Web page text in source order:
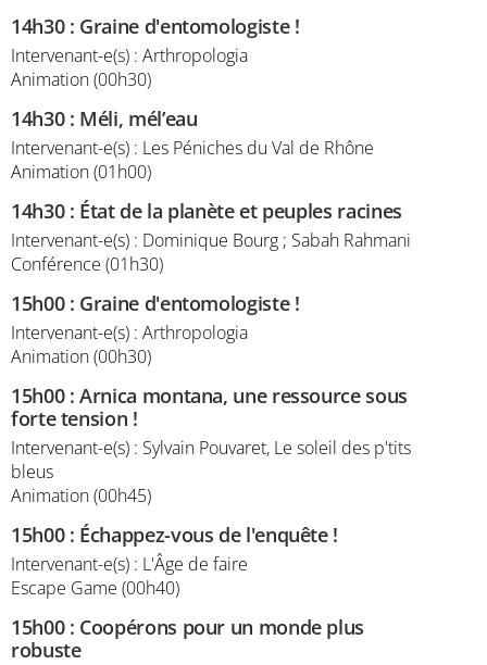
14h30: Graine d'entomologiste !
Intervenant-e(s) : Arthropologia
Animation (00h30)
14h30: Méli, mél’eau
Intervenant-e(s) : Les Péniches du Val de Rhône
Animation (01h00)
14h30: État de la planète et peuples racines
Intervenant-e(s) : Dominique Bourg ; Sabah Rahmani
Conférence (01h30)
15h00: Graine d'entomologiste !
Intervenant-e(s) : Arthropologia
Animation (00h30)
15h00:Arnica montana, une ressource sous
forte tension !
Intervenant-e(s) : Sylvain Pouvaret, Le soleil des p'tits
bleus
Animation (00h45)
15h00: Échappez-vous de l'enquête !
Intervenant-e(s) : L'Âge de faire
Escape Game (00h40)
15h00: Coopérons pour un monde plus
robuste